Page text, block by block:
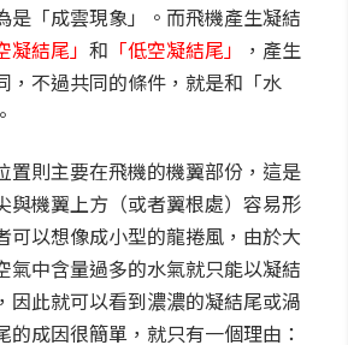
是「成雲現象」。而飛機產生凝結
凝結尾」 和 「低空凝結尾」
，產生
，不過共同的條件，就是和「水
置則主要在飛機的機翼部份，這是
與機翼上方（或者翼根處）容易形
可以想像成小型的龍捲風，由於大
氣中含量過多的水氣就只能以凝結
因此就可以看到濃濃的凝結尾或渦
的成因很簡單，就只有一個理由：